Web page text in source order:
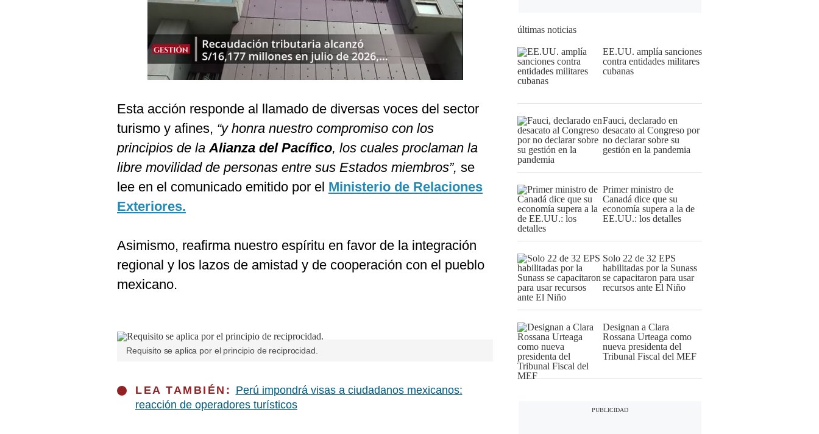
Esta acción responde al llamado de diversas voces del sector
turismo y afines, “y honra nuestro compromiso con los
principios de laAlianza del Pacífico, los cuales proclaman la
libre movilidad de personas entre sus Estados miembros”, se
lee en el comunicado emitido por el Ministerio de Relaciones
Exteriores.
Asimismo, reafirma nuestro espíritu en favor de la integración
regional y los lazos de amistad y de cooperación con el pueblo
mexicano.
Requisito se aplica por el principio de reciprocidad.
LEA TAMBIÉN: Perú impondrá visas a ciudadanos mexicanos:
reacción de operadores turísticos
últimas noticias
EE.UU. amplía sanciones
contra entidades militares
cubanas
Fauci, declarado en
desacato al Congreso por
no declarar sobre su
gestión en la pandemia
Primer ministro de
Canadá dice que su
economía supera a la de
EE.UU.: los detalles
Solo 22 de 32 EPS
habilitadas por la Sunass
se capacitaron para usar
recursos ante El Niño
Designan a Clara
Rossana Urteaga como
nueva presidenta del
Tribunal Fiscal del MEF